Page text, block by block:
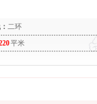
二环
平米